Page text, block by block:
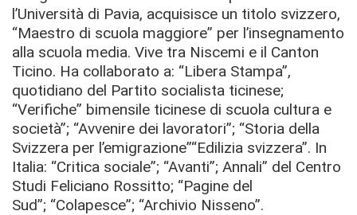
l’Università di Pavia, acquisisce un titolo svizzero,
“Maestro di scuola maggiore” per l’insegnamento
alla scuola media. Vive tra Niscemi e il Canton
Ticino. Ha collaborato a: “Libera Stampa”,
quotidiano del Partito socialista ticinese;
“Verifiche” bimensile ticinese di scuola cultura e
società”; “Avvenire dei lavoratori”; “Storia della
Svizzera per l’emigrazione”“Edilizia svizzera”. In
Italia: “Critica sociale”; “Avanti”; Annali” del Centro
Studi Feliciano Rossitto; “Pagine del
Sud”; “Colapesce”; “Archivio Nisseno”.